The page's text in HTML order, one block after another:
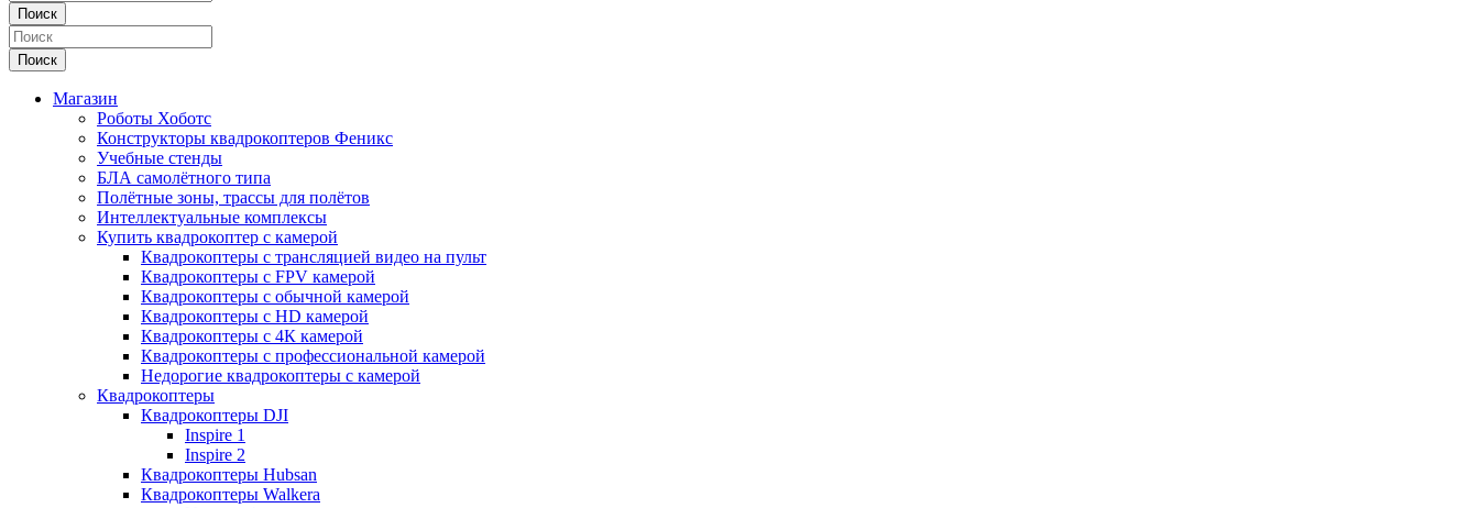
Поиск
Поиск
Магазин
Роботы Хоботс
Конструкторы квадрокоптеров Феникс
Учебные стенды
БЛА самолётного типа
Полётные зоны, трассы для полётов
Интеллектуальные комплексы
Купить квадрокоптер с камерой
Квадрокоптеры с трансляцией видео на пульт
Квадрокоптеры с FPV камерой
Квадрокоптеры с обычной камерой
Квадрокоптеры с HD камерой
Квадрокоптеры с 4К камерой
Квадрокоптеры с профессиональной камерой
Недорогие квадрокоптеры с камерой
Квадрокоптеры
Квадрокоптеры DJI
Inspire 1
Inspire 2
Квадрокоптеры Hubsan
Квадрокоптеры Walkera